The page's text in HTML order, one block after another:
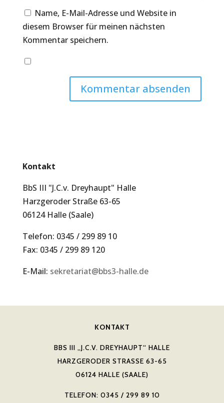
Name, E-Mail-Adresse und Website in
diesem Browser für meinen nächsten
Kommentar speichern.
Kontakt
BbS III "J.C.v. Dreyhaupt" Halle
Harzgeroder Straße 63-65
06124 Halle (Saale)
Telefon: 0345 / 299 89 10
Fax: 0345 / 299 89 120
E-Mail: sekretariat@bbs3-halle.de
KONTAKT
BBS III „J.C.V. DREYHAUPT“ HALLE
HARZGERODER STRASSE 63-65
06124 HALLE (SAALE)
TELEFON: 0345 / 299 89 10